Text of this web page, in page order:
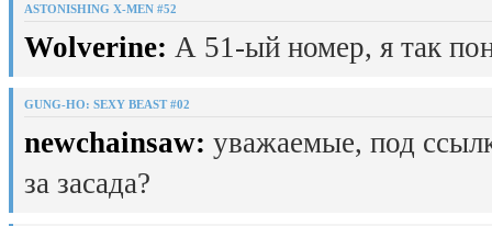
ASTONISHING X-MEN #52
Wolverine: А 51-ый номер, я так
GUNG-HO: SEXY BEAST #02
newchainsaw: уважаемые, под
за засада?